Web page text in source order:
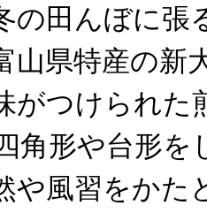
の田んぼに張
山県特産の新
がつけられた
角形や台形を
や風習をかた